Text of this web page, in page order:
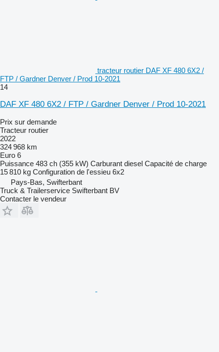
tracteur routier DAF XF 480 6X2 /
FTP / Gardner Denver / Prod 10-2021
14
DAF XF 480 6X2 / FTP / Gardner Denver / Prod 10-2021
Prix sur demande
Tracteur routier
2022
324 968 km
Euro 6
Puissance 483 ch (355 kW) Carburant diesel Capacité de charge
15 810 kg Configuration de l'essieu 6x2
Pays-Bas, Swifterbant
Truck & Trailerservice Swifterbant BV
Contacter le vendeur